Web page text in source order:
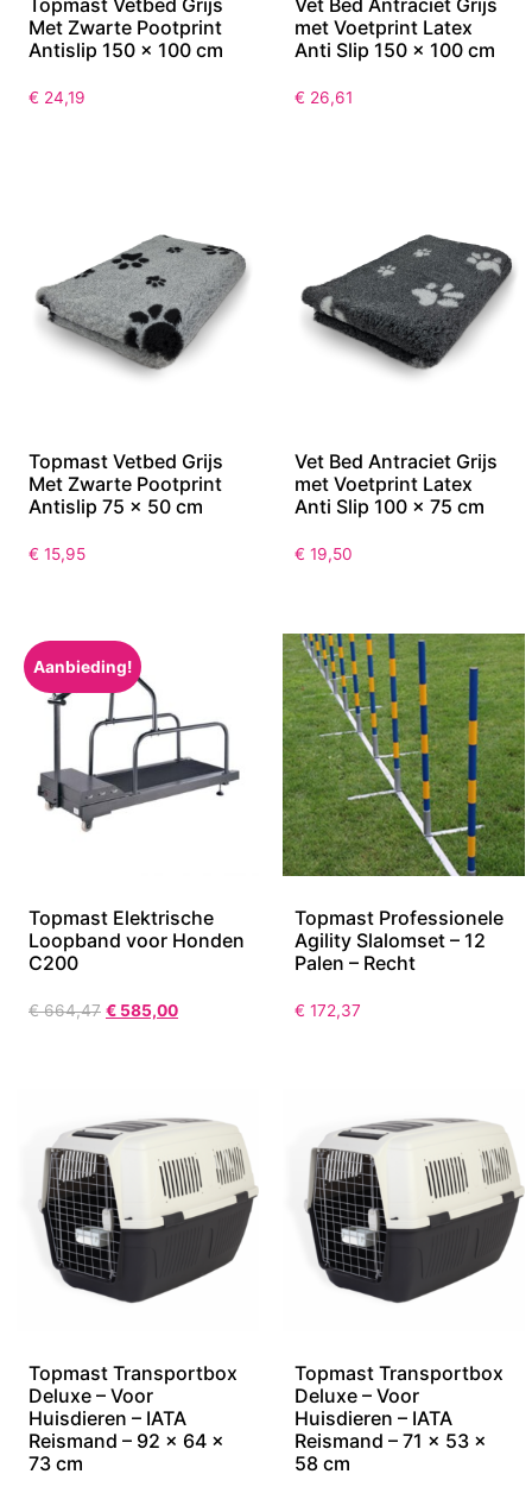
Met Zwarte Pootprint
Antislip 150 x 100 cm
€ 24,19
met Voetprint Latex
Anti Slip 150 x 100 cm
€ 26,61
Topmast Vetbed Grijs
Met Zwarte Pootprint
Antislip 75 x 50 cm
€ 15,95
Vet Bed Antraciet Grijs
met Voetprint Latex
Anti Slip 100 x 75 cm
€ 19,50
Aanbieding!
Topmast Elektrische
Loopband voor Honden
C200
€664,47 € 585,00
Topmast Professionele
Agility Slalomset – 12
Palen – Recht
€ 172,37
Topmast Transportbox
Deluxe – Voor
Huisdieren – IATA
Reismand – 92 x 64 x
73 cm
Topmast Transportbox
Deluxe – Voor
Huisdieren – IATA
Reismand – 71 x 53 x
58 cm